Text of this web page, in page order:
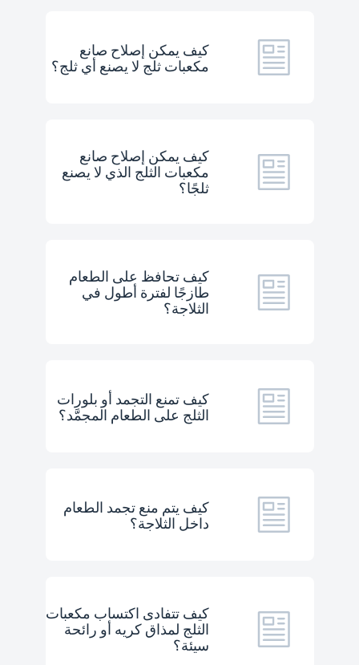
كيف يمكن إصلاح صانع
مكعبات ثلج لا يصنع أي ثلج؟
كيف يمكن إصلاح صانع
مكعبات الثلج الذي لا يصنع
ثلجًا؟
كيف تحافظ على الطعام
طازجًا لفترة أطول في
الثلاجة؟
كيف تمنع التجمد أو بلورات
الثلج على الطعام المجمَّد؟
كيف يتم منع تجمد الطعام
داخل الثلاجة؟
كيف تتفادى اكتساب مكعبات
الثلج لمذاق كريه أو رائحة
سيئة؟